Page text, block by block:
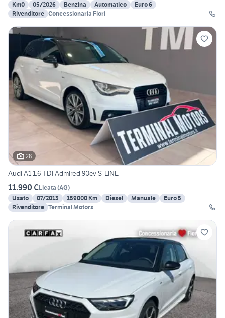
Km0
05/2026 Benzina Automatico
Euro 6
Rivenditore Concessionaria Fiori
28
Audi A1 1.6 TDI Admired 90cv S-LINE
11.990 €Licata (AG)
Usato
07/2013 159000 Km Diesel Manuale
Euro 5
Rivenditore Terminal Motors